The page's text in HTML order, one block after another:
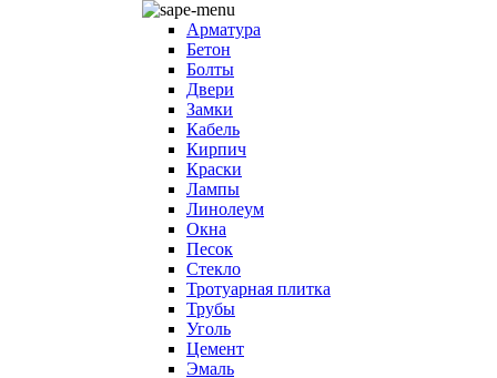
Арматура
Бетон
Болты
Двери
Замки
Кабель
Кирпич
Краски
Лампы
Линолеум
Окна
Песок
Стекло
Тротуарная плитка
Трубы
Уголь
Цемент
Эмаль